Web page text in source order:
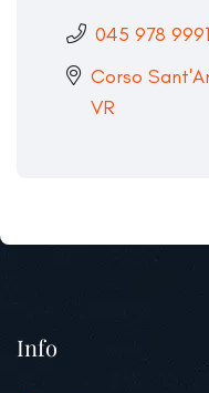
045 978 9991
Corso
VR
Info